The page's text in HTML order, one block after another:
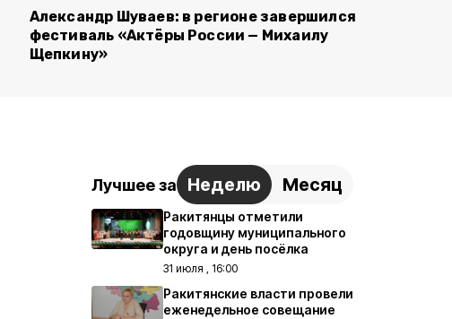
Александр Шуваев: в регионе завершился
фестиваль «Актёры России — Михаилу
Щепкину»
Лучшее за Неделю Месяц
Ракитянцы отметили
годовщину муниципального
округа и день посёлка
31 июля , 16:00
Ракитянские власти провели
еженедельное совещание